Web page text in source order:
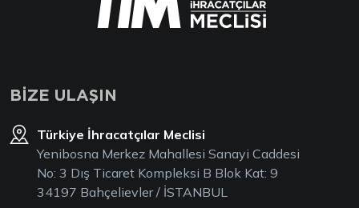
BİZE ULAŞIN
Türkiye İhracatçılar Meclisi
Yenibosna Merkez Mahallesi Sanayi Caddesi
No: 3 Dış Ticaret Kompleksi B Blok Kat: 9
34197 Bahçelievler / İSTANBUL